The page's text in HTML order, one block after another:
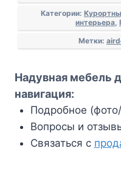
Категории:
интерьера,
Метки:
Надувная мебель
навигация:
Подробное
Вопросы и
Связаться с